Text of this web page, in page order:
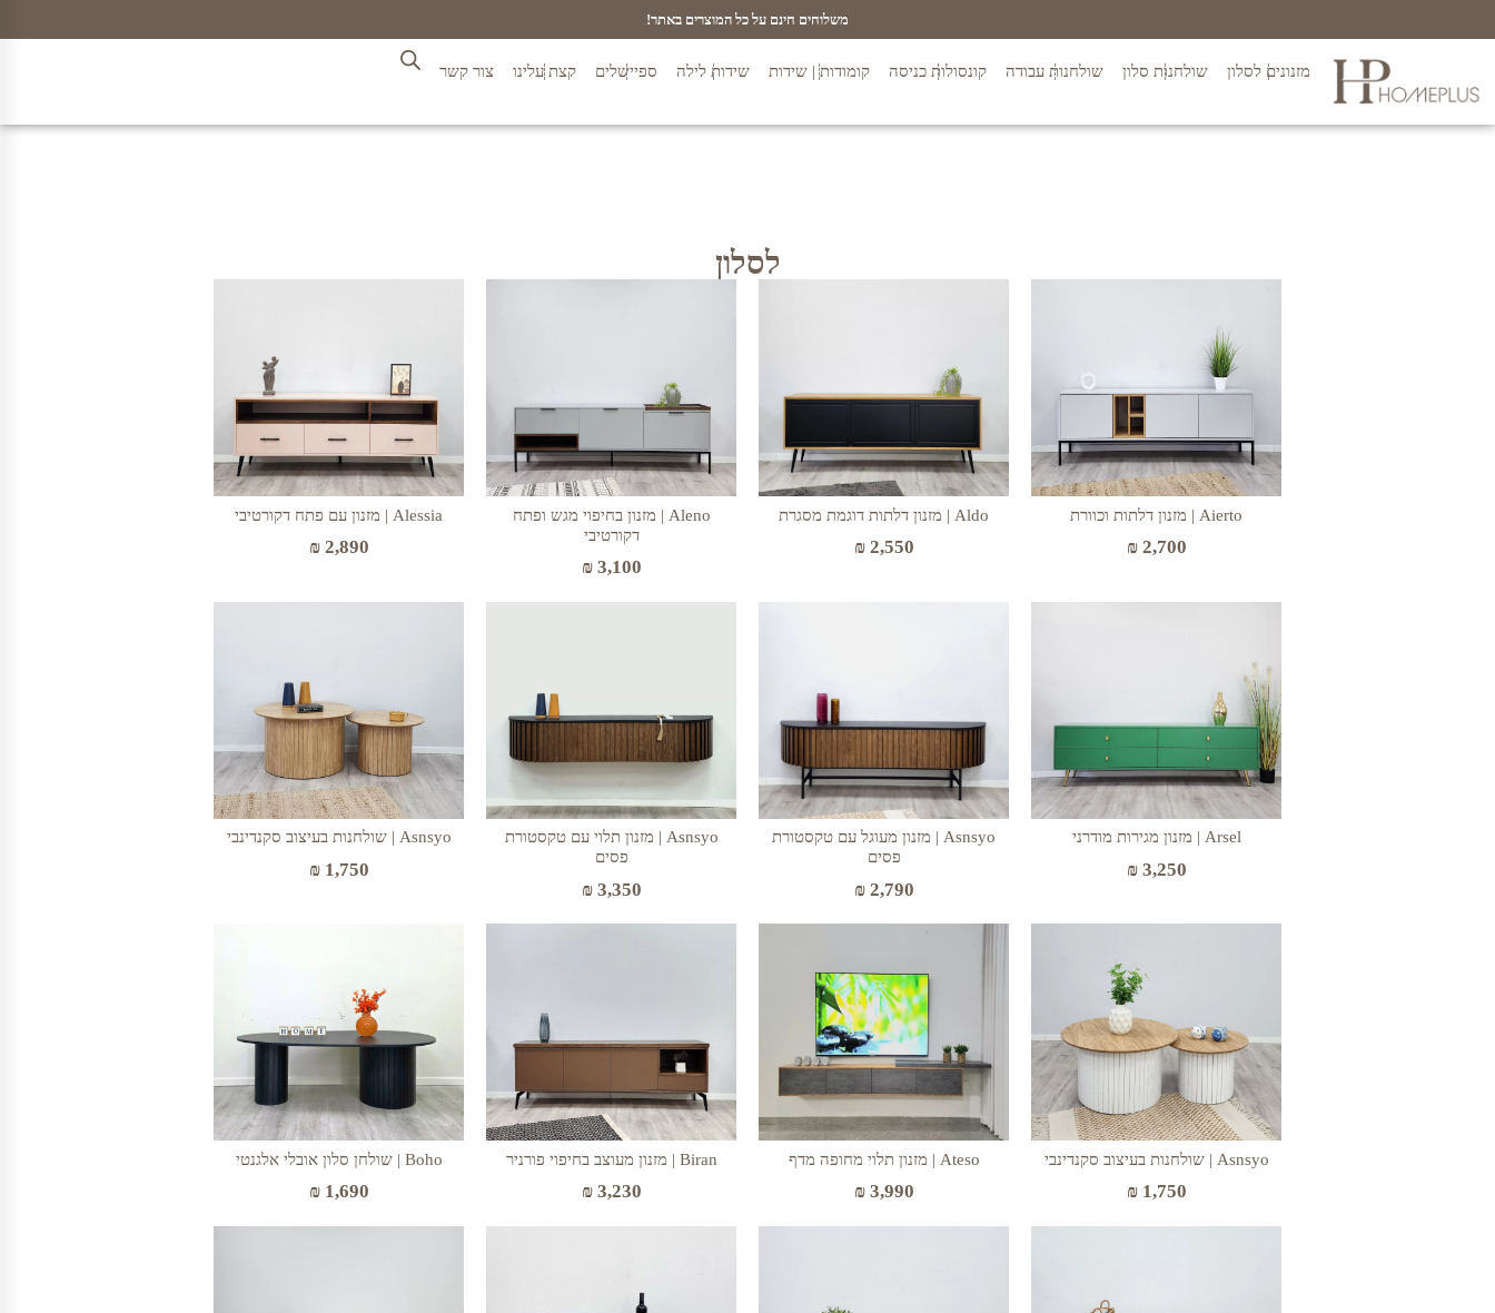
משלוחים חינם על כל המוצרים באתר!
מזנונים לסלון שולחנות סלון שולחנות עבודה קונסולות כניסה קומודות | שידות שידות לילה ספיישלים קצת עלינו צור קשר
לסלון
Aierto | מזנון דלתות וכוורת
₪2,700
Aldo | מזנון דלתות דוגמת מסגרת
₪2,550
Aleno | מזנון בחיפוי מגש ופתח
דקורטיבי
₪3,100
Alessia | מזנון עם פתח דקורטיבי
₪2,890
Arsel | מזנון מגירות מודרני
₪3,250
Asnsyo | מזנון מעוגל עם טקסטורת
פסים
₪2,790
Asnsyo | מזנון תלוי עם טקסטורת
פסים
₪3,350
Asnsyo | שולחנות בעיצוב סקנדינבי
₪1,750
Asnsyo | שולחנות בעיצוב סקנדינבי
₪1,750
Ateso | מזנון תלוי מחופה מדף
₪3,990
Biran | מזנון מעוצב בחיפוי פורניר
₪3,230
Boho | שולחן סלון אובלי אלגנטי
₪1,690